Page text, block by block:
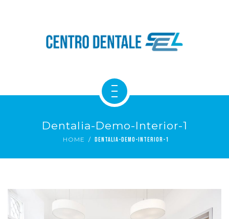
NOVITÀ
Dentalia-Demo-Interior-1
HOME DENTALIA-DEMO-INTERIOR-1